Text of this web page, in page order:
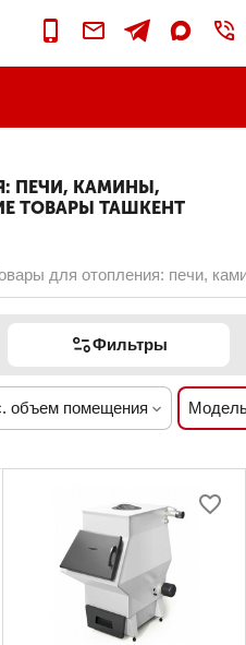
ПЕЧИ, КАМИНЫ,
ТОВАРЫ ТАШКЕНТ
для отопления: печи,
Фильтры
объем помещения